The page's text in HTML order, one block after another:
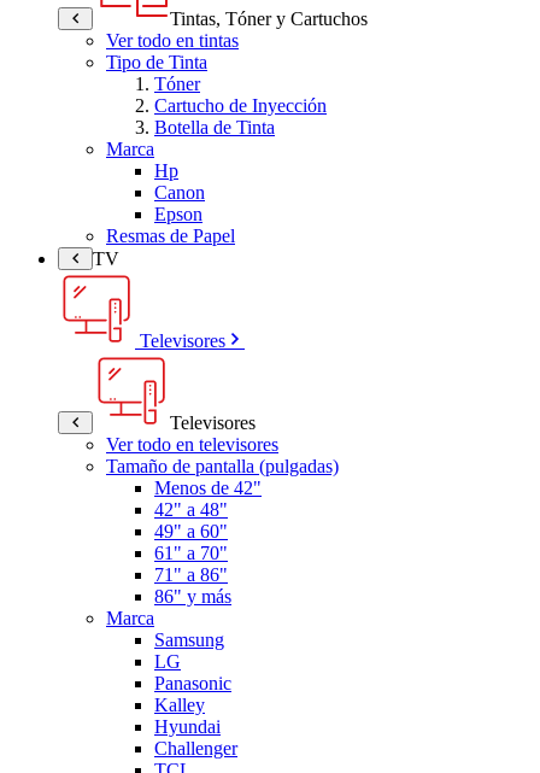
Tintas, Tóner y Cartuchos
Ver todo en tintas
Tipo de Tinta
Tóner
Cartucho de Inyección
Botella de Tinta
Marca
Hp
Canon
Epson
Resmas de Papel
TV
Televisores
Televisores
Ver todo en televisores
Tamaño de pantalla (pulgadas)
Menos de 42"
42" a 48"
49" a 60"
61" a 70"
71" a 86"
86" y más
Marca
Samsung
LG
Panasonic
Kalley
Hyundai
Challenger